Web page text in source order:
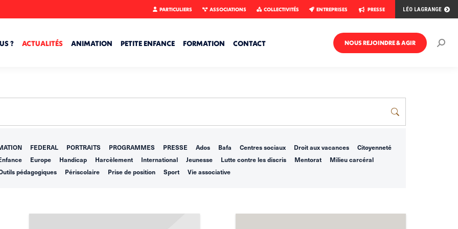
PARTICULIERS ASSOCIATIONS COLLECTIVITÉS ENTREPRISES PRESSE LÉO LAGRANGE
? ACTUALITÉS ANIMATION PETITE ENFANCE FORMATION CONTACT NOUS REJOINDRE & AGIR
FEDERAL PORTRAITS PROGRAMMES PRESSE Ados Bafa Centres sociaux Droit aux vacances
Citoyenneté
Europe Handicap Harcèlement International Jeunesse Lutte contre les discris Mentorat
Milieu carcéral
pédagogiques
Périscolaire Prise de position Sport Vie associative